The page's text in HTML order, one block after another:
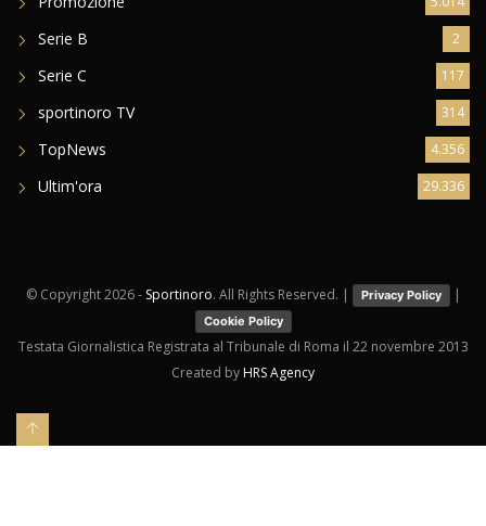
Serie B 2
Serie C 117
sportinoro TV 314
TopNews 4.356
Ultim'ora 29.336
© Copyright2026 - Sportinoro. All Rights Reserved. | Privacy Policy |
Cookie Policy
Testata Giornalistica Registrata al Tribunale di Roma il 22 novembre 2013
Created by HRS Agency